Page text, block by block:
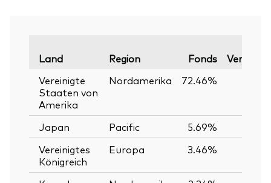
Land Region Fonds
Vereinigte
Staaten von
Amerika
Nordamerika 72.46%
Japan Pacific 5.69%
Vereinigtes
Königreich
Europa 3.46%